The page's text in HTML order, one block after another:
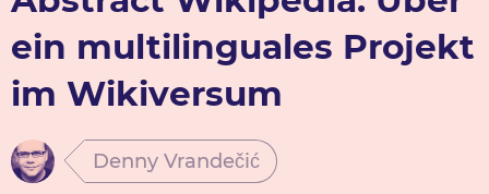
ein multilinguales Projekt
im Wikiversum
Denny Vrandečić